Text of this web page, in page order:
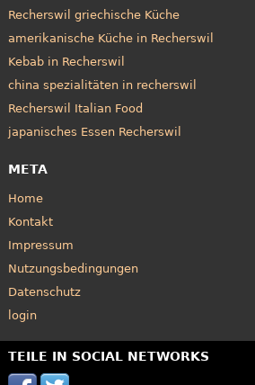
Recherswil griechische Küche
amerikanische Küche in Recherswil
Kebab in Recherswil
china spezialitäten in recherswil
Recherswil Italian Food
japanisches Essen Recherswil
META
Home
Kontakt
Impressum
Nutzungsbedingungen
Datenschutz
login
TEILE IN SOCIAL NETWORKS